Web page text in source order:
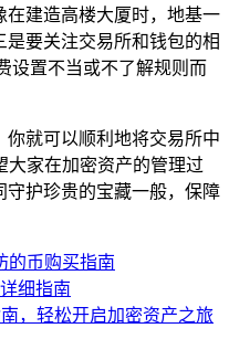
在建造高楼大厦时，地基一
是要关注交易所和钱包的相
设置不当或不了解规则而
就可以顺利地将交易所中
大家在加密资产的管理过
护珍贵的宝藏一般，保障
的币购买指南
细指南
，轻松开启加密资产之旅